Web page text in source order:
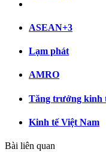
ASEAN+3
Lạm phát
AMRO
Tăng trưởng kinh
Kinh tế Việt Nam
Bài liên quan